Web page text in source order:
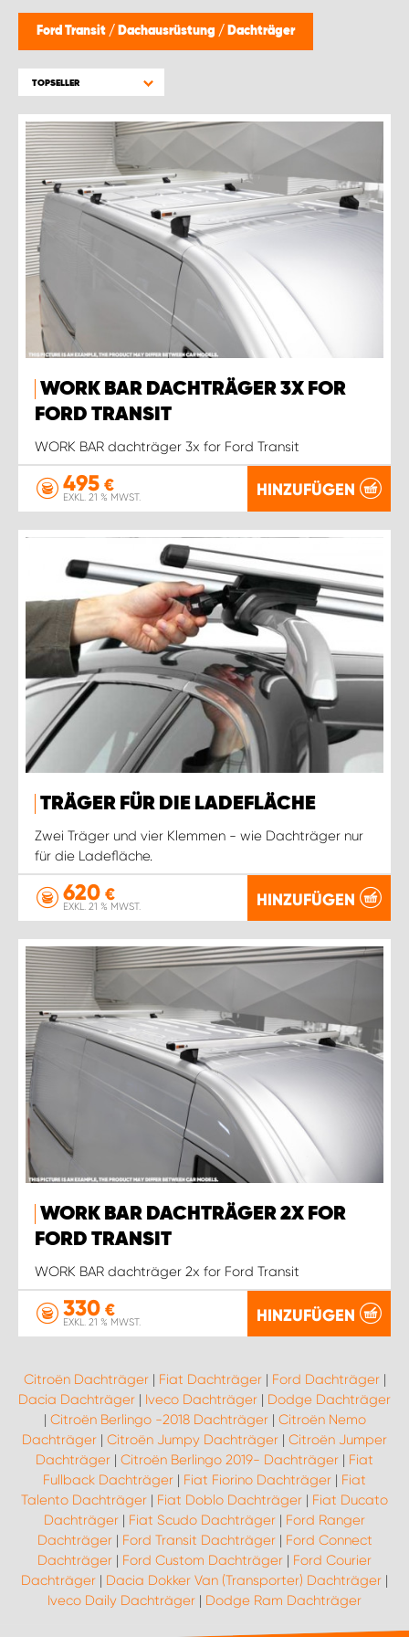
Ford Transit / Dachausrüstung / Dachträger
TOPSELLER
WORK BAR DACHTRÄGER 3X FOR
FORD TRANSIT
WORK BAR dachträger 3x for Ford Transit
495 €
EXKL. 21 % MWST. HINZUFÜGEN
TRÄGER FÜR DIE LADEFLÄCHE
Zwei Träger und vier Klemmen - wie Dachträger nur
für die Ladefläche.
620 €
EXKL. 21 % MWST. HINZUFÜGEN
WORK BAR DACHTRÄGER 2X FOR
FORD TRANSIT
WORK BAR dachträger 2x for Ford Transit
330 €
EXKL. 21 % MWST. HINZUFÜGEN
Citroën Dachträger| Fiat Dachträger| Ford Dachträger|
Dacia Dachträger | Iveco Dachträger | Dodge Dachträger
| Citroën Berlingo -2018 Dachträger| Citroën Nemo
Dachträger | Citroën Jumpy Dachträger | Citroën Jumper
Dachträger | Citroën Berlingo 2019- Dachträger | Fiat
Fullback Dachträger | Fiat Fiorino Dachträger | Fiat
Talento Dachträger | Fiat Doblo Dachträger | Fiat Ducato
Dachträger | Fiat Scudo Dachträger | Ford Ranger
Dachträger| Ford Transit Dachträger| Ford Connect
Dachträger | Ford Custom Dachträger | Ford Courier
Dachträger | Dacia Dokker Van (Transporter) Dachträger |
Iveco Daily Dachträger | Dodge Ram Dachträger
WORK SYSTEM WORK SYSTEM BRÜGGE